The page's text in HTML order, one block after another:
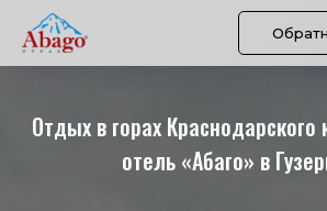
Отдых в горах
отель «Абаго» в